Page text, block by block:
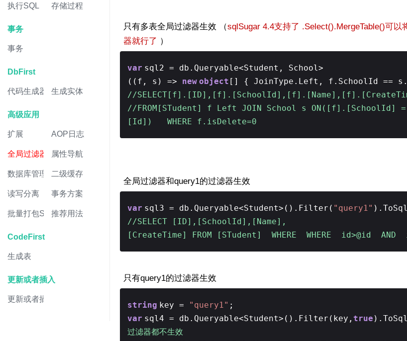
执行SQL 存储过程
事务
事务
DbFirst
代码生成器 生成实体
高级应用
扩展 AOP日志
全局过滤器 属性导航
数据库管理 二级缓存
读写分离 事务方案
批量打包Sql 推荐用法
CodeFirst
生成表
更新或者插入
更新或者插入
只有多表全局过滤器生效 （sqlSugar 4.4支持了 .Select().MergeTable()可
器就行了 ）
var sql2 = db.Queryable<Student, School>
((f, s) => new object [] { JoinType.Left, f.SchoolId ==
//
//FROM[STudent] f Left JOIN School s ON([f].[SchoolId]
[Id]) WHERE f.isDelete=0
全局过滤器和query1的过滤器生效
var sql3 = db.Queryable<Student>().Filter( "query1"
//SELECT [ID],[SchoolId],[Name],
[CreateTime] FROM [STudent] WHERE WHERE id>@id
只有query1的过滤器生效
string key = "query1" ;
var sql4 = db.Queryable<Student>().Filter(key, true
过滤器都不生效